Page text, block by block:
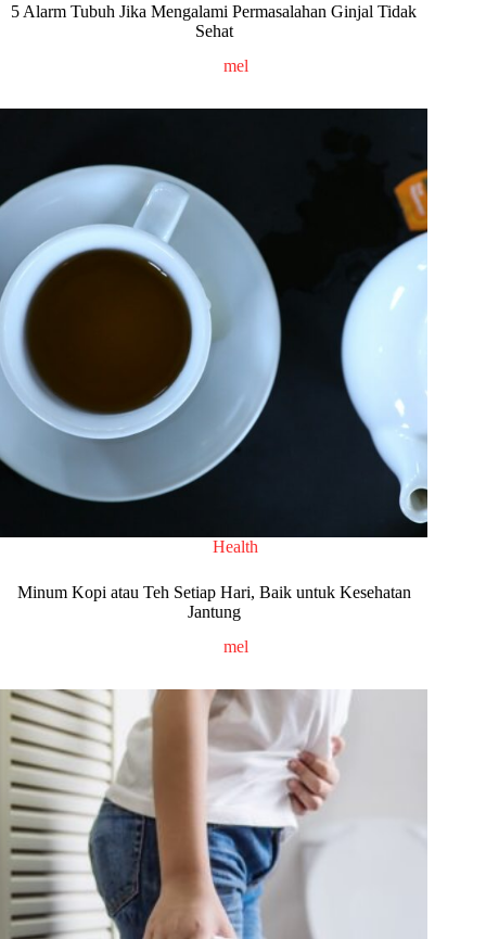
5 Alarm Tubuh Jika Mengalami Permasalahan Ginjal Tidak
Sehat
mel
Health
Minum Kopi atau Teh Setiap Hari, Baik untuk Kesehatan
Jantung
mel